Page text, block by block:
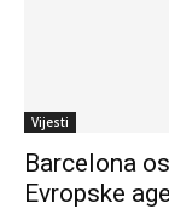
Vijesti
Barcelona
Evropske